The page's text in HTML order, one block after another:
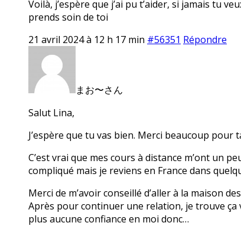
Voilà, j’espère que j’ai pu t’aider, si jamais tu
prends soin de toi
21 avril 2024 à 12 h 17 min #56351 Répondre
まお〜さん
Salut Lina,
J’espère que tu vas bien. Merci beaucoup
C’est vrai que mes cours à distance m’ont un
compliqué mais je reviens en France dans
Merci de m’avoir conseillé d’aller à la maison
Après pour continuer une relation, je trouve ça
plus aucune confiance en moi donc…